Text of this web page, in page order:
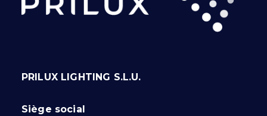
PRILUX LIGHTING S.L.U.
Siège social